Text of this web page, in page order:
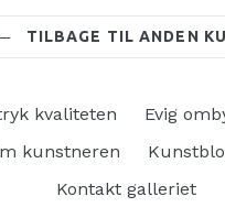
TILBAGE TIL ANDEN
kvaliteten
Evig
kunstneren
Kontakt galleriet